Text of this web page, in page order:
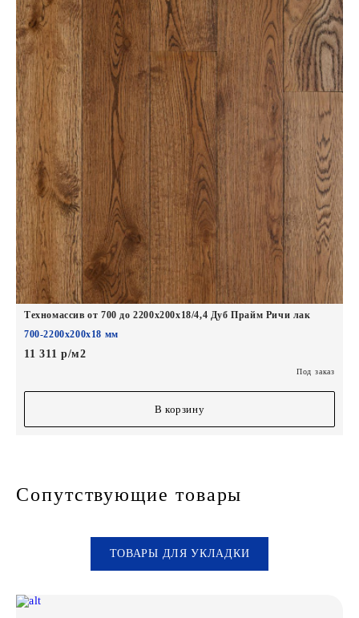
Техномассив от 700 до 2200х200х18/4,4 Дуб Прайм Ричи лак
700-2200х200х18 мм
11 311 р/м2
Под заказ
В корзину
Сопутствующие товары
ТОВАРЫ ДЛЯ УКЛАДКИ